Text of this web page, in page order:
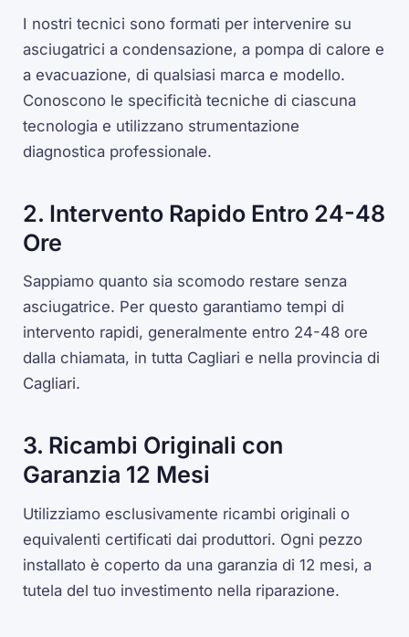
I nostri tecnici sono formati per intervenire su
asciugatrici a condensazione, a pompa di calore e
a evacuazione, di qualsiasi marca e modello.
Conoscono le specificità tecniche di ciascuna
tecnologia e utilizzano strumentazione
diagnostica professionale.
2. Intervento Rapido Entro 24-48
Ore
Sappiamo quanto sia scomodo restare senza
asciugatrice. Per questo garantiamo tempi di
intervento rapidi, generalmente entro 24-48 ore
dalla chiamata, in tutta Cagliari e nella provincia di
Cagliari.
3. Ricambi Originali con
Garanzia 12 Mesi
Utilizziamo esclusivamente ricambi originali o
equivalenti certificati dai produttori. Ogni pezzo
installato è coperto da una garanzia di 12 mesi, a
tutela del tuo investimento nella riparazione.